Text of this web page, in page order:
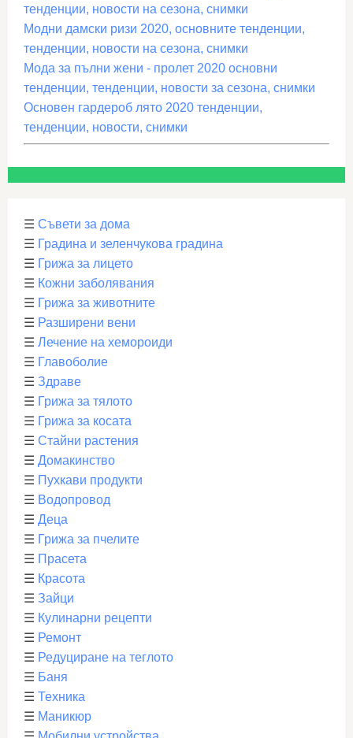
тенденции, новости на сезона, снимки
Модни дамски ризи 2020, основните тенденции,
тенденции, новости на сезона, снимки
Мода за пълни жени - пролет 2020 основни
тенденции, тенденции, новости за сезона, снимки
Основен гардероб лято 2020 тенденции,
тенденции, новости, снимки
☰ Съвети за дома
☰ Градина и зеленчукова градина
☰ Грижа за лицето
☰ Кожни заболявания
☰ Грижа за животните
☰ Разширени вени
☰ Лечение на хемороиди
☰ Главоболие
☰ Здраве
☰ Грижа за тялото
☰ Грижа за косата
☰ Стайни растения
☰ Домакинство
☰ Пухкави продукти
☰ Водопровод
☰ Деца
☰ Грижа за пчелите
☰ Прасета
☰ Красота
☰ Зайци
☰ Кулинарни рецепти
☰ Ремонт
☰ Редуциране на теглото
☰ Баня
☰ Техника
☰ Маникюр